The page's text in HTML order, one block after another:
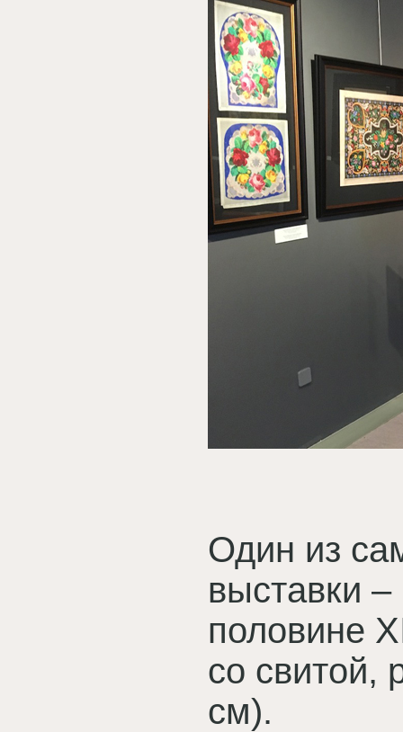
Один из
выставки
половине
со свитой,
см).